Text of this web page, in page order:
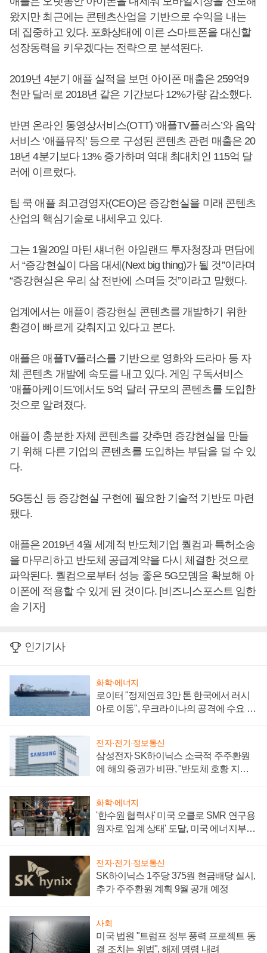
왔지만 최근에는 콘텐츠산업을 기반으로 수익을 내는
데 집중하고 있다. 포화상태에 이른 스마트폰을 대신할
성장동력을 키우겠다는 전략으로 분석된다.
2019년 4분기 애플 실적을 보면 아이폰 매출은 259억9
천만 달러로 2018년 같은 기간보다 12%가량 감소했다.
반면 온라인 동영상서비스(OTT) ‘애플TV플러스’와 음악
서비스 ‘애플뮤직’ 등으로 구성된 콘텐츠 관련 매출은 20
18년 4분기보다 13% 증가하며 역대 최대치인 115억 달
러에 이르렀다.
팀 쿡 애플 최고경영자(CEO)은 증강현실을 미래 콘텐츠
산업의 핵심기술로 내세우고 있다.
그는 1월20일 마틴 섀너헌 아일랜드 투자청장과 면담에
서 “증강현실이 다음 대세(Next big thing)가 될 것”이라며
“증강현실은 우리 삶 전반에 스며들 것”이라고 말했다.
업계에서는 애플이 증강현실 콘텐츠를 개발하기 위한
환경이 빠르게 갖춰지고 있다고 본다.
애플은 애플TV플러스를 기반으로 영화와 드라마 등 자
체 콘텐츠 개발에 속도를 내고 있다. 게임 구독서비스
‘애플아케이드’에서도 5억 달러 규모의 콘텐츠를 도입한
것으로 알려졌다.
애플이 충분한 자체 콘텐츠를 갖추면 증강현실을 만들
기 위해 다른 기업의 콘텐츠를 도입하는 부담을 덜 수 있
다.
5G통신 등 증강현실 구현에 필요한 기술적 기반도 마련
됐다.
애플은 2019년 4월 세계적 반도체기업 퀄컴과 특허소송
을 마무리하고 반도체 공급계약을 다시 체결한 것으로
파악된다. 퀄컴으로부터 성능 좋은 5G모뎀을 확보해 아
이폰에 적용할 수 있게 된 것이다. [비즈니스포스트 임한
솔 기자]
인기기사
화학·에너지
로이터 "정제연료 3만 톤 한국에서 러시
아로 이동", 우크라이나의 공격에 수요 늘
전자·전기·정보통신
삼성전자 SK하이닉스 소극적 주주환원
에 해외 증권가 비판, "반도체 호황 지속
화학·에너지
'한수원 협력사' 미국 오클로 SMR 연구용
원자로 '임계 상태' 도달, 미국 에너지부
전자·전기·정보통신
SK하이닉스 1주당 375원 현금배당 실시,
추가 주주환원 계획 9월 공개 예정
사회
미국 법원 "트럼프 정부 풍력 프로젝트 동
결 조치는 위법", 해제 명령 내려